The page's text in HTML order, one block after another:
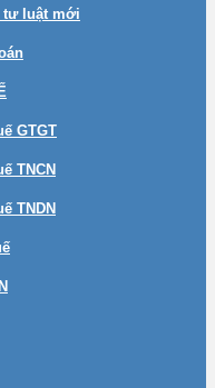
tư luật mới
GTGT
TNCN
TNDN